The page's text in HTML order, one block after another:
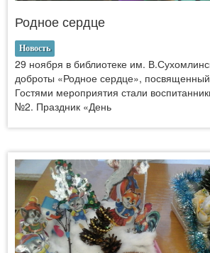
Родное сердце
Новость
29 ноября в библиотеке им.
доброты «Родное сердце»,
Гостями мероприятия стали
№2. Праздник «День